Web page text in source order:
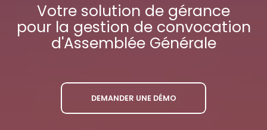
Votre solution de gérance
pour la gestion de convocation
d'Assemblée Générale
DEMANDER UNE DÉMO